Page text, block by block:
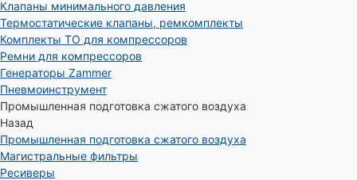
Клапаны минимального давления
Термостатические клапаны, ремкомплекты
Комплекты ТО для компрессоров
Ремни для компрессоров
Генераторы Zammer
Пневмоинструмент
Промышленная подготовка сжатого воздуха
Назад
Промышленная подготовка сжатого воздуха
Магистральные фильтры
Ресиверы